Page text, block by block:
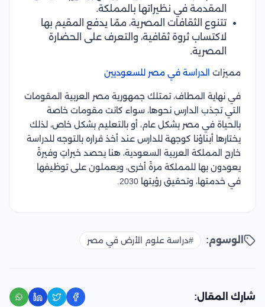
المقدمة في نظيراتها بالمملكة.
تتنوع الثقافات المصرية، ممّا يدفع المقيم بها
لاكتساب ثروة ثقافية، والتعرف على الحضارة
المصرية.
مميزات الدراسة في مصر للسعوديين
في نهاية المطاف، تمتلك جمهورية مصر العربية المقومات
التي تجذب الدارس نحوها، سواء كانت مقومات خاصة
بالحياة في مصر بشكل عام، أو بالتعليم بشكل خاص، لذلك
يختارها أبناؤنا كوجهة للدارس عند أخذ قراره بالتوجه للدراسة
خارج المملكة العربية السعودية، هنا يحصد خبراتٍ وفيرةً
يعودون بها للمملكة مرةً أخرى، ويعملون على توظيفها
في خدمتها، وتحقيق رؤيتها 2030.
الوسوم: #دراسة علوم الأرض في مصر
شارك المقال: